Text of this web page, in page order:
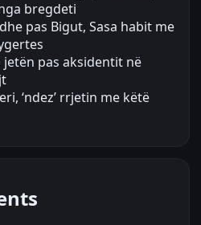
bregdeti
pas Bigut, Sasa habit me
pas aksidentit në
‘ndez’ rrjetin me këtë